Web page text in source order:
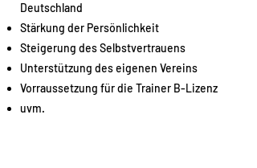
Deutschland
Stärkung der Persönlichkeit
Steigerung des Selbstvertrauens
Unterstützung des eigenen Vereins
Vorraussetzung für die Trainer B-Lizenz
uvm.